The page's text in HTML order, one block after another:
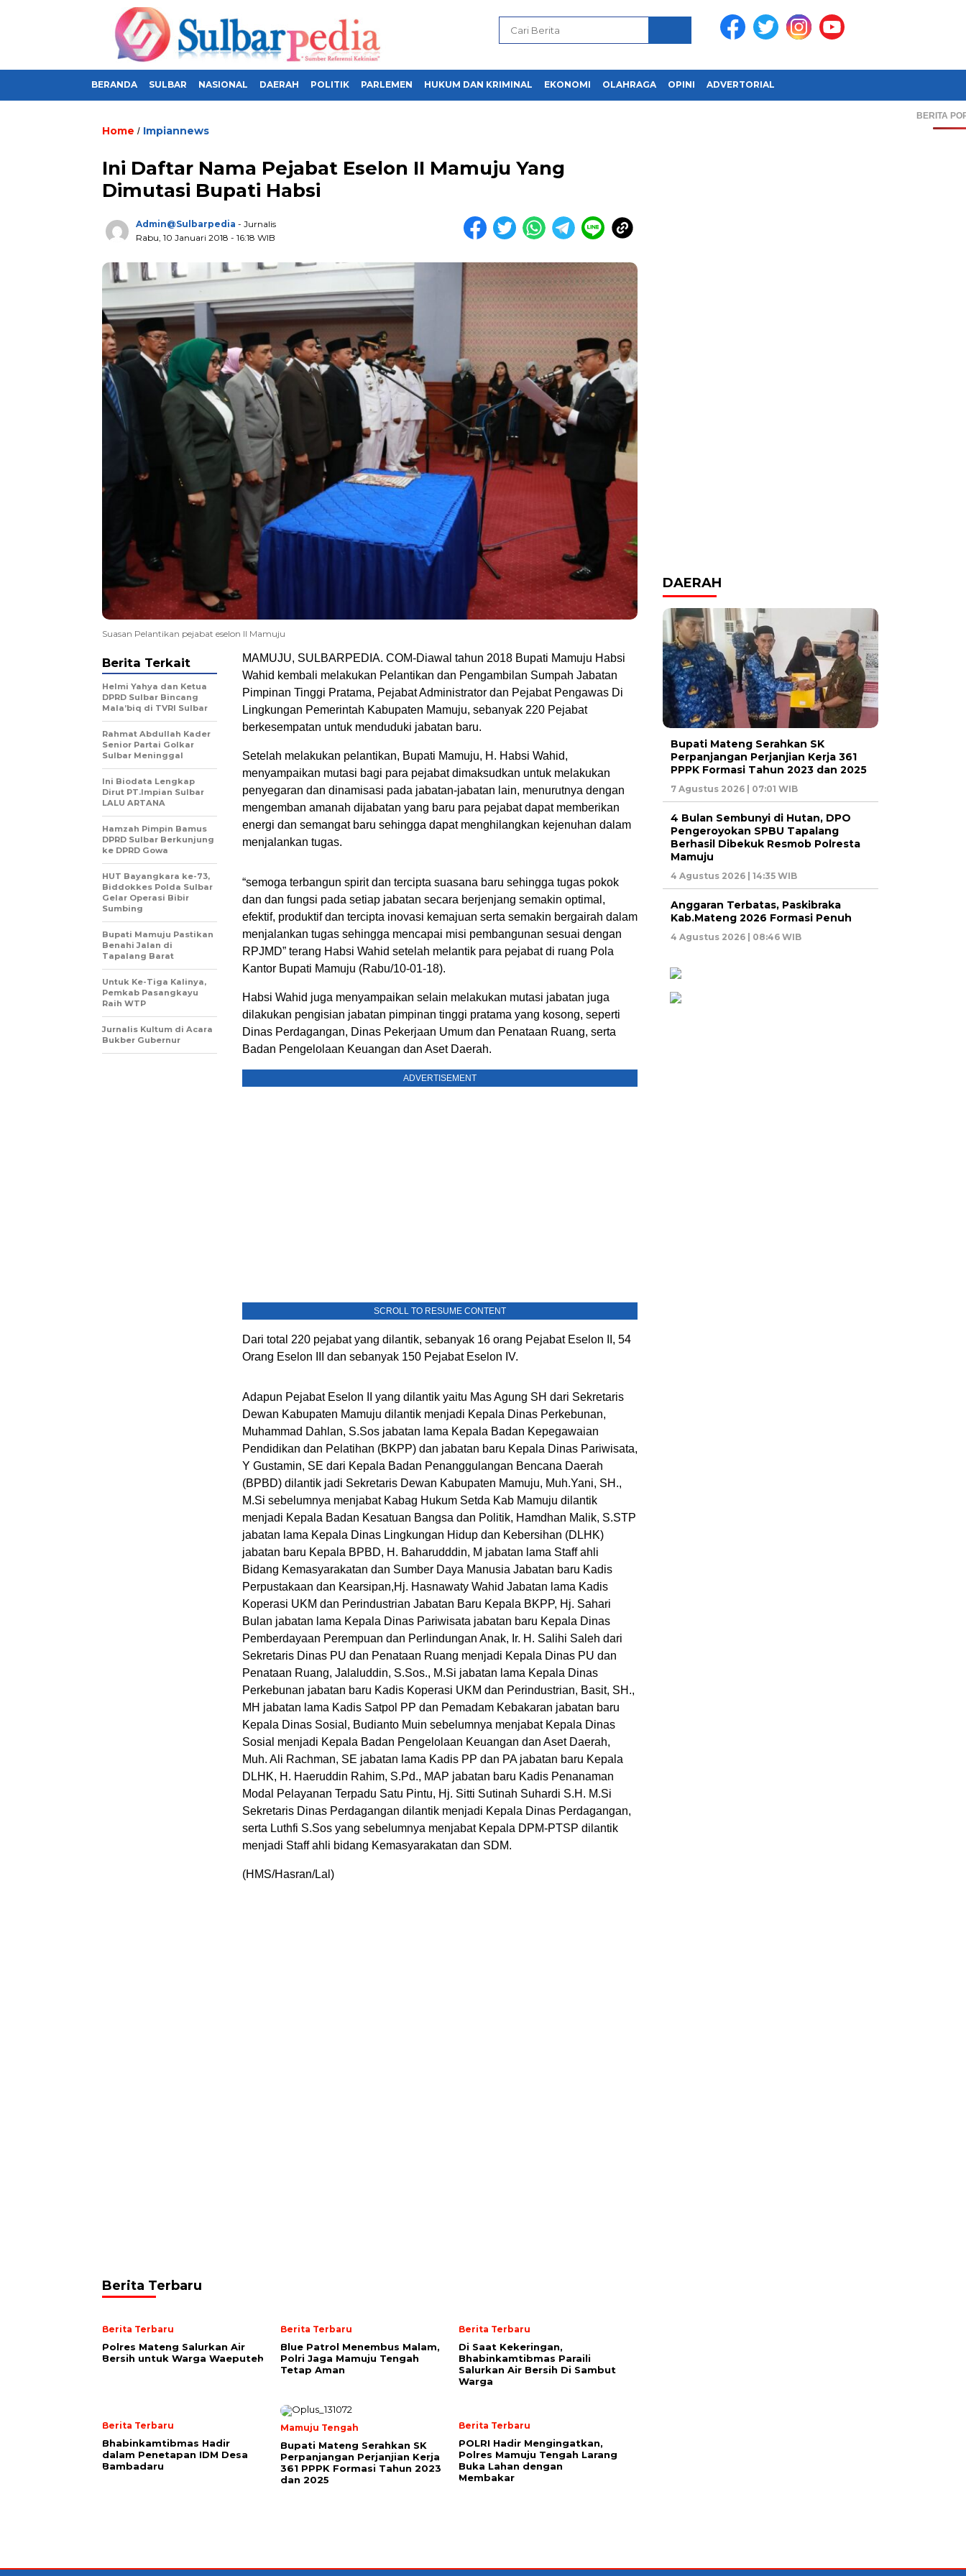
BERANDA SULBAR NASIONAL DAERAH POLITIK PARLEMEN HUKUM DAN KRIMINAL EKONOMI OLAHRAGA OPINI ADVERTORIAL
BERITA
Home / Impiannews
Ini Daftar Nama Pejabat Eselon II Mamuju Yang
Dimutasi Bupati Habsi
Admin@sulbarpedia - Jurnalis
Rabu, 10 Januari 2018 - 16:18 WIB
Suasan Pelantikan pejabat eselon II Mamuju
MAMUJU, SULBARPEDIA. COM-Diawal tahun 2018 Bupati Mamuju Habsi
Wahid kembali melakukan Pelantikan dan Pengambilan Sumpah Jabatan
Pimpinan Tinggi Pratama, Pejabat Administrator dan Pejabat Pengawas Di
Lingkungan Pemerintah Kabupaten Mamuju, sebanyak 220 Pejabat
berkesempatan untuk menduduki jabatan baru.
Setelah melakukan pelantikan, Bupati Mamuju, H. Habsi Wahid,
menyampaikan mutasi bagi para pejabat dimaksudkan untuk melakukan
penyegaran dan dinamisasi pada jabatan-jabatan lain, menurutnya dengan
mengemban amanah dijabatan yang baru para pejabat dapat memberikan
energi dan semangat baru sehingga dapat menghilangkan kejenuhan dalam
menjalankan tugas.
“semoga terbangun spirit dan tercipta suasana baru sehingga tugas pokok
dan dan fungsi pada setiap jabatan secara berjenjang semakin optimal,
efektif, produktif dan tercipta inovasi kemajuan serta semakin bergairah dalam
menjalankan tugas sehingga mencapai misi pembangunan sesuai dengan
RPJMD” terang Habsi Wahid setelah melantik para pejabat di ruang Pola
Kantor Bupati Mamuju (Rabu/10-01-18).
Habsi Wahid juga menyampaikan selain melakukan mutasi jabatan juga
dilakukan pengisian jabatan pimpinan tinggi pratama yang kosong, seperti
Dinas Perdagangan, Dinas Pekerjaan Umum dan Penataan Ruang, serta
Badan Pengelolaan Keuangan dan Aset Daerah.
ADVERTISEMENT
SCROLL TO RESUME CONTENT
Dari total 220 pejabat yang dilantik, sebanyak 16 orang Pejabat Eselon II, 54
Orang Eselon III dan sebanyak 150 Pejabat Eselon IV.
Adapun Pejabat Eselon II yang dilantik yaitu Mas Agung SH dari Sekretaris
Dewan Kabupaten Mamuju dilantik menjadi Kepala Dinas Perkebunan,
Muhammad Dahlan, S.Sos jabatan lama Kepala Badan Kepegawaian
Pendidikan dan Pelatihan (BKPP) dan jabatan baru Kepala Dinas Pariwisata,
Y Gustamin, SE dari Kepala Badan Penanggulangan Bencana Daerah
(BPBD) dilantik jadi Sekretaris Dewan Kabupaten Mamuju, Muh.Yani, SH.,
M.Si sebelumnya menjabat Kabag Hukum Setda Kab Mamuju dilantik
menjadi Kepala Badan Kesatuan Bangsa dan Politik, Hamdhan Malik, S.STP
jabatan lama Kepala Dinas Lingkungan Hidup dan Kebersihan (DLHK)
jabatan baru Kepala BPBD, H. Baharudddin, M jabatan lama Staff ahli
Bidang Kemasyarakatan dan Sumber Daya Manusia Jabatan baru Kadis
Perpustakaan dan Kearsipan,Hj. Hasnawaty Wahid Jabatan lama Kadis
Koperasi UKM dan Perindustrian Jabatan Baru Kepala BKPP, Hj. Sahari
Bulan jabatan lama Kepala Dinas Pariwisata jabatan baru Kepala Dinas
Pemberdayaan Perempuan dan Perlindungan Anak, Ir. H. Salihi Saleh dari
Sekretaris Dinas PU dan Penataan Ruang menjadi Kepala Dinas PU dan
Penataan Ruang, Jalaluddin, S.Sos., M.Si jabatan lama Kepala Dinas
Perkebunan jabatan baru Kadis Koperasi UKM dan Perindustrian, Basit, SH.,
MH jabatan lama Kadis Satpol PP dan Pemadam Kebakaran jabatan baru
Kepala Dinas Sosial, Budianto Muin sebelumnya menjabat Kepala Dinas
Sosial menjadi Kepala Badan Pengelolaan Keuangan dan Aset Daerah,
Muh. Ali Rachman, SE jabatan lama Kadis PP dan PA jabatan baru Kepala
DLHK, H. Haeruddin Rahim, S.Pd., MAP jabatan baru Kadis Penanaman
Modal Pelayanan Terpadu Satu Pintu, Hj. Sitti Sutinah Suhardi S.H. M.Si
Sekretaris Dinas Perdagangan dilantik menjadi Kepala Dinas Perdagangan,
serta Luthfi S.Sos yang sebelumnya menjabat Kepala DPM-PTSP dilantik
menjadi Staff ahli bidang Kemasyarakatan dan SDM.
(HMS/Hasran/Lal)
Berita Terkait
Helmi Yahya dan Ketua
DPRD Sulbar Bincang
Mala’biq di TVRI Sulbar
Rahmat Abdullah Kader
Senior Partai Golkar
Sulbar Meninggal
Ini Biodata Lengkap
Dirut PT.Impian Sulbar
LALU ARTANA
Hamzah Pimpin Bamus
DPRD Sulbar Berkunjung
ke DPRD Gowa
HUT Bayangkara ke-73,
Biddokkes Polda Sulbar
Gelar Operasi Bibir
Sumbing
Bupati Mamuju Pastikan
Benahi Jalan di
Tapalang Barat
Untuk Ke-Tiga Kalinya,
Pemkab Pasangkayu
Raih WTP
Jurnalis Kultum di Acara
Bukber Gubernur
Berita Terbaru
Berita Terbaru
Polres Mateng Salurkan Air
Bersih untuk Warga Waeputeh
Berita Terbaru
Blue Patrol Menembus Malam,
Polri Jaga Mamuju Tengah
Tetap Aman
Berita Terbaru
Di Saat Kekeringan,
Bhabinkamtibmas Paraili
Salurkan Air Bersih Di Sambut
Warga
Berita Terbaru
Bhabinkamtibmas Hadir
dalam Penetapan IDM Desa
Bambadaru
Mamuju Tengah
Bupati Mateng Serahkan SK
Perpanjangan Perjanjian Kerja
361 PPPK Formasi Tahun 2023
dan 2025
Berita Terbaru
POLRI Hadir Mengingatkan,
Polres Mamuju Tengah Larang
Buka Lahan dengan
Membakar
DAERAH
Bupati Mateng Serahkan SK
Perpanjangan Perjanjian Kerja 361
PPPK Formasi Tahun 2023 dan 2025
7 Agustus 2026 | 07:01 WIB
4 Bulan Sembunyi di Hutan, DPO
Pengeroyokan SPBU Tapalang
Berhasil Dibekuk Resmob Polresta
Mamuju
4 Agustus 2026 | 14:35 WIB
Anggaran Terbatas, Paskibraka
Kab.Mateng 2026 Formasi Penuh
4 Agustus 2026 | 08:46 WIB